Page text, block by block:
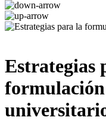
Estrategias